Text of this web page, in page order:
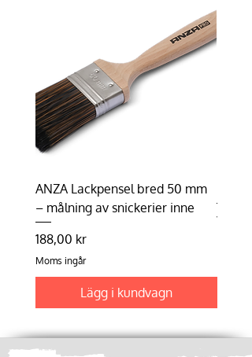
ANZA Lackpensel bred 50 mm
– målning av snickerier inne
Pris
188,00 kr
Moms ingår
Lägg i kundvagn
Pris
198,75